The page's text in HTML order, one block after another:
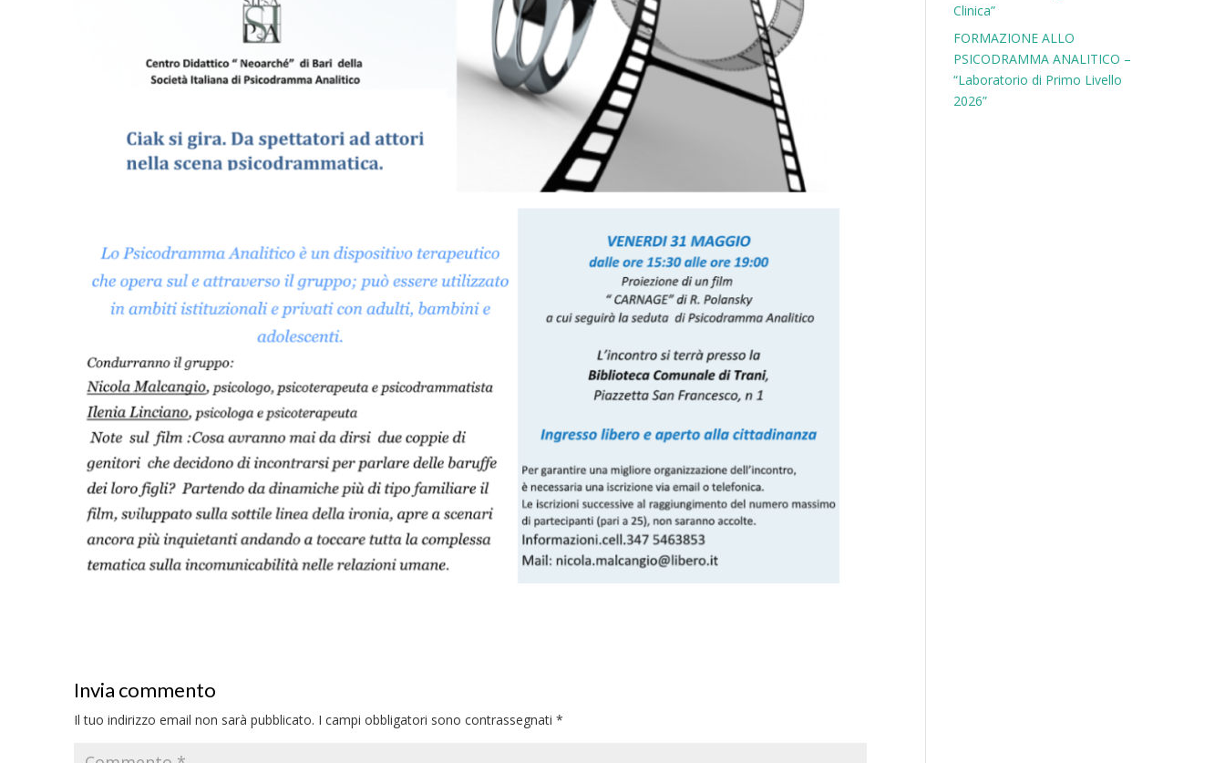
Invia commento
Il tuo indirizzo email non sarà pubblicato. I campi obbligatori sono contrassegnati *
Clinica”
FORMAZIONE ALLO
PSICODRAMMA ANALITICO –
“Laboratorio di Primo Livello
2026”